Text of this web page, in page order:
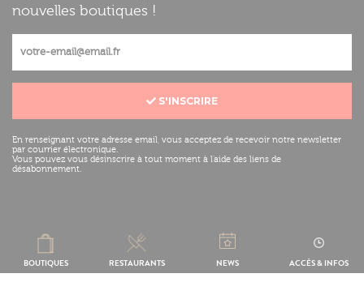
BOUTIQUES RESTAURANTS NEWS ACCÈS & INFOS
nouvelles boutiques !
S'INSCRIRE
En renseignant votre adresse email, vous acceptez de recevoir notre newsletter
par courrier électronique.
Vous pouvez vous désinscrire à tout moment à l'aide des liens de
désabonnement.
Mentions légales Réalisation :